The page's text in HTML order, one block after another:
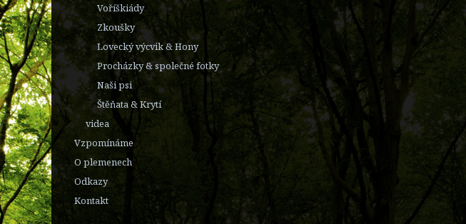
Voříškiády
Zkoušky
Lovecký výcvik & Hony
Procházky & společné fotky
Naši psi
Štěňata & Krytí
videa
Vzpomínáme
O plemenech
Odkazy
Kontakt